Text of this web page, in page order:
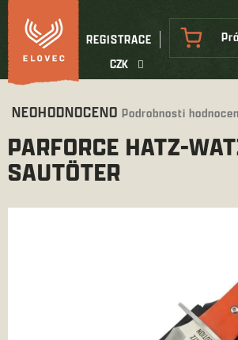
Přejít
na
obsah
CZK
REGISTRACE
Průměrné
produktu
je
0,0
NEOHODNOCENO Podrobnosti
PARFORCE HATZ-
SAUTÖTER